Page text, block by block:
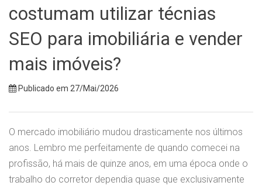
costumam utilizar técnias
SEO para imobiliária e vender
mais imóveis?
Publicado em 27/Mai/2026
O mercado imobiliário mudou drasticamente nos últimos
anos. Lembro me perfeitamente de quando comecei na
profissão, há mais de quinze anos, em uma época onde o
trabalho do corretor dependia quase que exclusivamente